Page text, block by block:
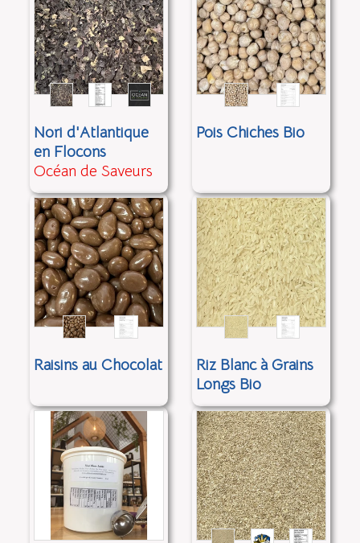
Nori d'Atlantique
en Flocons
Océan de Saveurs
Pois Chiches Bio
Raisins au Chocolat
Riz Blanc à Grains
Longs Bio